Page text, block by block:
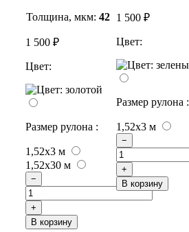
Толщина, мкм: 42
1 500 ₽
Цвет:
Размер рулона :
1,52x3 м
1,52x30 м
−
+
В корзину
1 500 ₽
Цвет:
Размер рулона :
1,52x3 м
−
+
В корзину